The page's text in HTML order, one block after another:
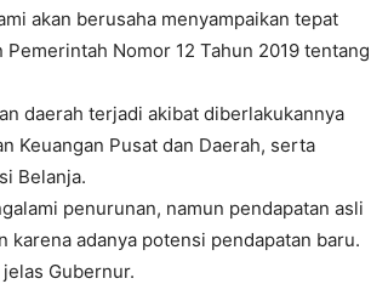
akan berusaha menyampaikan tepat
Nomor 12 Tahun 2019 tentang
daerah terjadi akibat diberlakukannya
Keuangan Pusat dan Daerah, serta
Belanja.
penurunan, namun pendapatan asli
adanya potensi pendapatan baru.
Gubernur.